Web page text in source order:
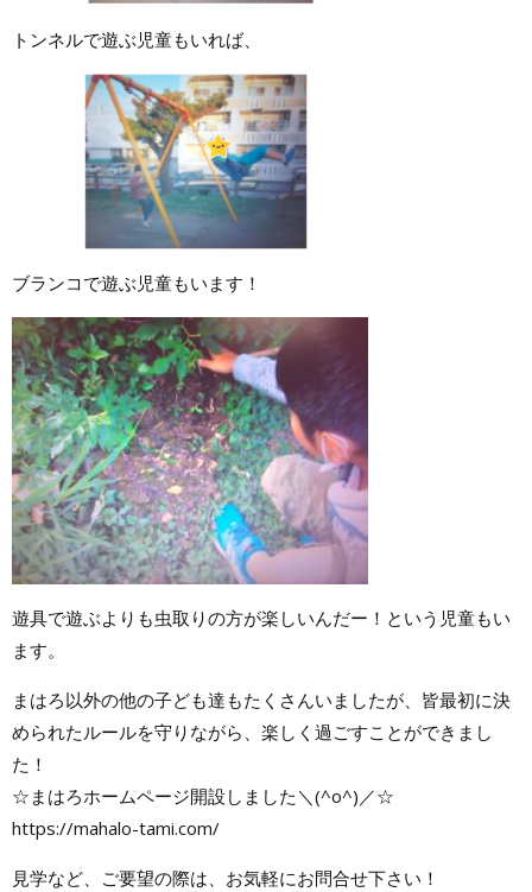
トンネルで遊ぶ児童もいれば、
ブランコで遊ぶ児童もいます！
遊具で遊ぶよりも虫取りの方が楽しいんだー！という児童もい
ます。
まはろ以外の他の子ども達もたくさんいましたが、皆最初に決
められたルールを守りながら、楽しく過ごすことができまし
た！
☆まはろホームページ開設しました＼(^o^)／☆
https://mahalo-tami.com/
見学など、ご要望の際は、お気軽にお問合せ下さい！